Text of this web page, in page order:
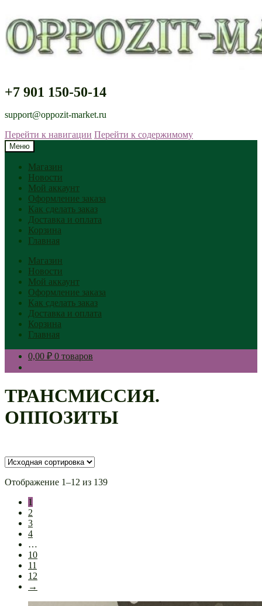
+7 901 150-50-14
support@oppozit-market.ru
Перейти к навигации Перейти к содержимому
Меню
Магазин
Новости
Мой аккаунт
Оформление заказа
Как сделать заказ
Доставка и оплата
Корзина
Главная
Магазин
Новости
Мой аккаунт
Оформление заказа
Как сделать заказ
Доставка и оплата
Корзина
Главная
0,00 ₽ 0 товаров
ТРАНСМИССИЯ.
ОППОЗИТЫ
Отображение 1–12 из 139
1
2
3
4
…
10
11
12
→